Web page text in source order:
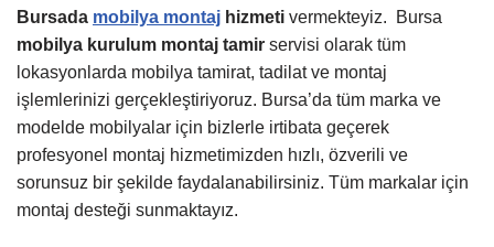
Bursada mobilya montaj hizmeti vermekteyiz.
Bursa
mobilya kurulum montaj tamir servisi olarak tüm
lokasyonlarda mobilya tamirat, tadilat ve montaj
işlemlerinizi gerçekleştiriyoruz. Bursa’da tüm marka ve
modelde mobilyalar için bizlerle irtibata geçerek
profesyonel montaj hizmetimizden hızlı, özverili ve
sorunsuz bir şekilde faydalanabilirsiniz. Tüm markalar için
montaj desteği sunmaktayız.